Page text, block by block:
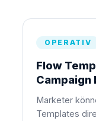
OPERATIV
Flow
Campaign
Marketer
Templates